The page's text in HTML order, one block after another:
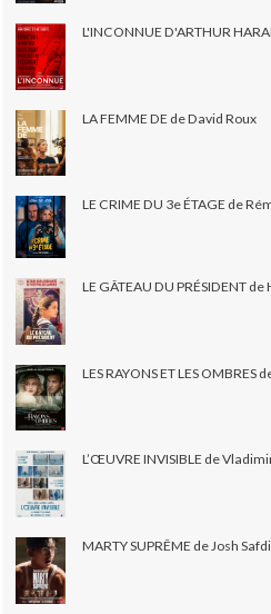
L'INCONNUE D'ARTHUR
LA FEMME DE de David Roux
LE CRIME DU 3e ÉTAGE de
LE GÂTEAU DU PRÉSIDENT
LES RAYONS ET LES OMBRES
L’ŒUVRE INVISIBLE de
MARTY SUPRÊME de Josh